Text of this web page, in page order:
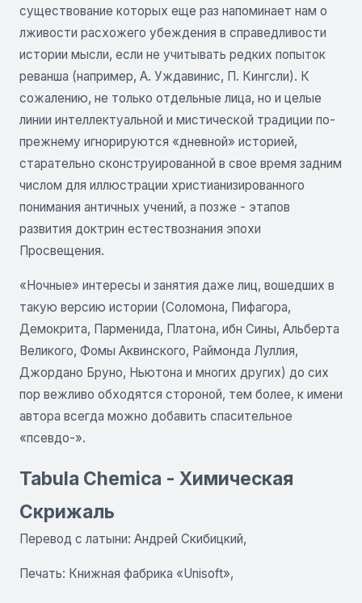
существование которых еще раз напоминает нам о
лживости расхожего убеждения в справедливости
истории мысли, если не учитывать редких попыток
реванша (например, А. Уждавинис, П. Кингсли). К
сожалению, не только отдельные лица, но и целые
линии интеллектуальной и мистической традиции по-
прежнему игнорируются «дневной» историей,
старательно сконструированной в свое время задним
числом для иллюстрации христианизированного
понимания античных учений, а позже - этапов
развития доктрин естествознания эпохи
Просвещения.
«Ночные» интересы и занятия даже лиц, вошедших в
такую версию истории (Соломона, Пифагора,
Демокрита, Парменида, Платона, ибн Сины, Альберта
Великого, Фомы Аквинского, Раймонда Луллия,
Джордано Бруно, Ньютона и многих других) до сих
пор вежливо обходятся стороной, тем более, к имени
автора всегда можно добавить спасительное
«псевдо-».
Tabula Chemica - Химическая
Скрижаль
Перевод с латыни: Андрей Скибицкий,
Печать: Книжная фабрика «Unisoft»,